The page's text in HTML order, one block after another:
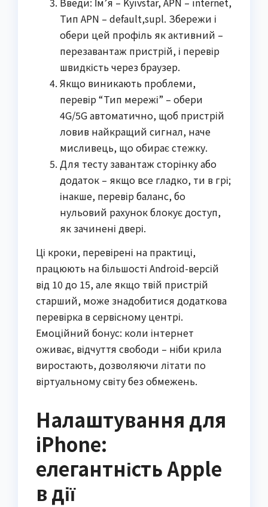
Тип APN – default,supl. Збережи і
обери цей профіль як активний –
перезавантаж пристрій, і перевір
швидкість через браузер.
Якщо виникають проблеми,
перевір “Тип мережі” – обери
4G/5G автоматично, щоб пристрій
ловив найкращий сигнал, наче
мисливець, що обирає стежку.
Для тесту завантаж сторінку або
додаток – якщо все гладко, ти в грі;
інакше, перевір баланс, бо
нульовий рахунок блокує доступ,
як зачинені двері.
Ці кроки, перевірені на практиці,
працюють на більшості Android-версій
від 10 до 15, але якщо твій пристрій
старший, може знадобитися додаткова
перевірка в сервісному центрі.
Емоційний бонус: коли інтернет
оживає, відчуття свободи – ніби крила
виростають, дозволяючи літати по
віртуальному світу без обмежень.
Налаштування для
iPhone:
елегантність Apple
в дії